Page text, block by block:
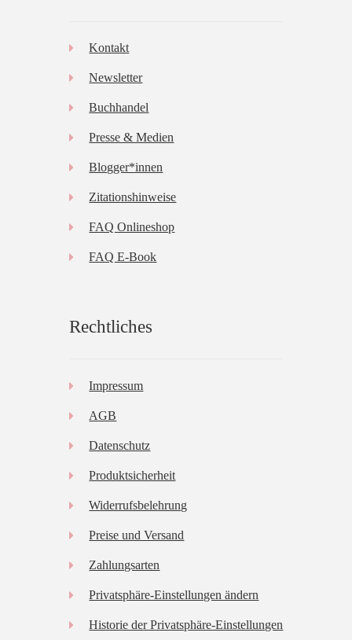
Kontakt
Newsletter
Buchhandel
Presse & Medien
Blogger*innen
Zitationshinweise
FAQ Onlineshop
FAQ E-Book
Rechtliches
Impressum
AGB
Datenschutz
Produktsicherheit
Widerrufsbelehrung
Preise und Versand
Zahlungsarten
Privatsphäre-Einstellungen ändern
Historie der Privatsphäre-Einstellungen